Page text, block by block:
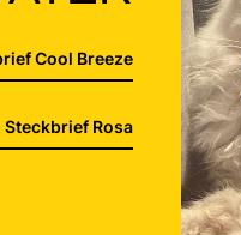
Cool Breeze
Steckbrief Rosa